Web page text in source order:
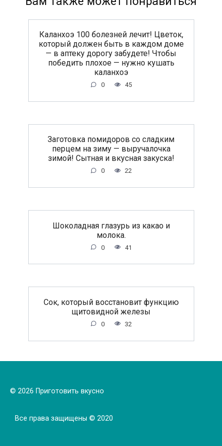
Каланхоэ 100 болезней лечит! Цветок,
который должен быть в каждом доме
— в аптеку дорогу забудете! Чтобы
победить плохое — нужно кушать
каланхоэ
0 45
Заготовка помидоров со сладким
перцем на зиму — выручалочка
зимой! Сытная и вкусная закуска!
0 22
Шоколадная глазурь из какао и
молока.
0 41
Сок, который восстановит функцию
щитовидной железы
0 32
© 2026 Приготовить вкусно
Все права защищены © 2020